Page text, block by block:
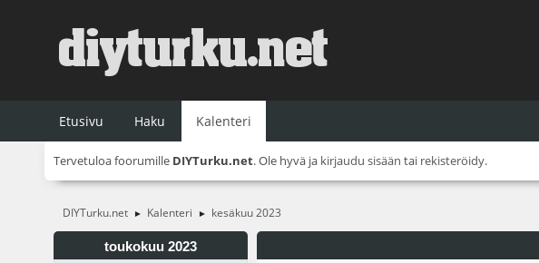
Etusivu Haku Kalenteri
Tervetuloa foorumille DIYTurku.net. Ole hyvä ja kirjaudu sisään tai rekisteröidy.
DIYTurku.net ► Kalenteri ► kesäkuu 2023
toukokuu 2023